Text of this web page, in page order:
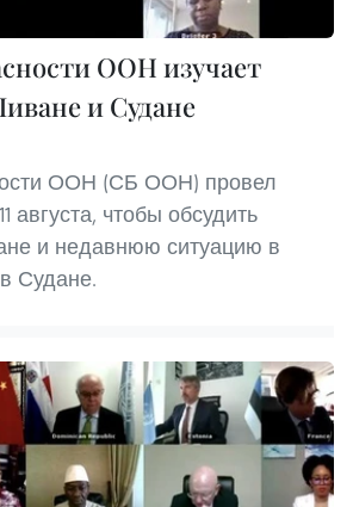
ООН изучает
и Судане
ООН (СБ ООН) провел
августа, чтобы обсудить
и недавнюю ситуацию в
Судане.